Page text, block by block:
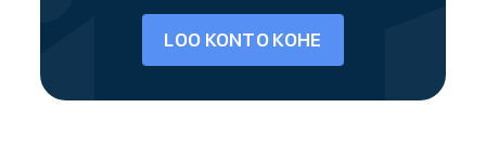
LOO KONTO KOHE